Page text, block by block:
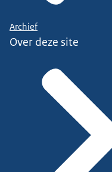
Archief
Over deze site